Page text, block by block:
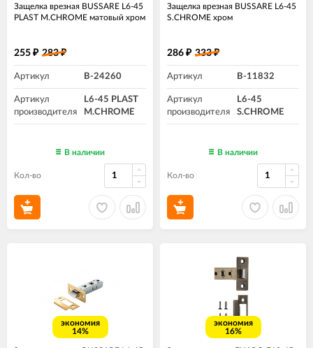
Защелка врезная BUSSARE L6-45
PLAST M.CHROME матовый хром
255 ₽ 283₽
Артикул B-24260
Артикул
производителя
L6-45 PLAST
M.CHROME
В наличии
Кол-во
Защелка врезная BUSSARE L6-45
S.CHROME хром
286 ₽ 333₽
Артикул B-11832
Артикул
производителя
L6-45
S.CHROME
В наличии
Кол-во
экономия
14%
экономия
16%